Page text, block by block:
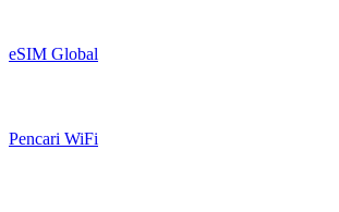
eSIM Global
Pencari WiFi